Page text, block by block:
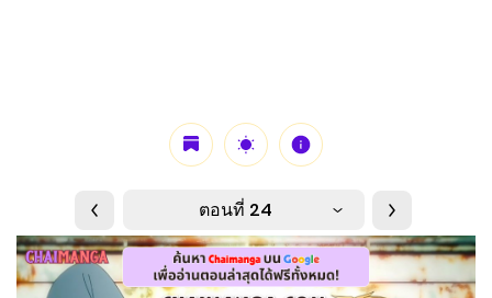
ตอนที่ 24